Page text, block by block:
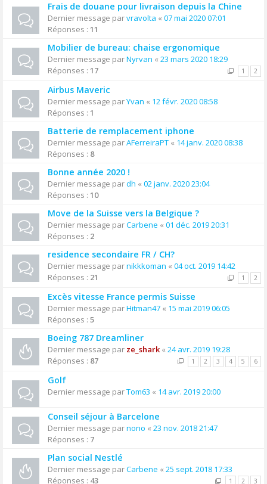
Frais de douane pour livraison depuis la Chine
Dernier message parvravolta « 07 mai 2020 07:01
Réponses : 11
Mobilier de bureau: chaise ergonomique
Dernier message parNyrvan « 23 mars 2020 18:29
Réponses : 17 1 2
Airbus Maveric
Dernier message parYvan « 12 févr. 2020 08:58
Réponses : 1
Batterie de remplacement iphone
Dernier message parAFerreiraPT « 14 janv. 2020 08:38
Réponses : 8
Bonne année 2020 !
Dernier message pardh « 02 janv. 2020 23:04
Réponses : 10
Move de la Suisse vers la Belgique ?
Dernier message parCarbene « 01 déc. 2019 20:31
Réponses : 2
residence secondaire FR / CH?
Dernier message parnikkkoman « 04 oct. 2019 14:42
Réponses : 21 1 2
Excès vitesse France permis Suisse
Dernier message parHitman47 « 15 mai 2019 06:05
Réponses : 5
Boeing 787 Dreamliner
Dernier message par ze_shark« 24 avr. 2019 19:28
Réponses : 87 1 2 3 4 5 6
Golf
Dernier message parTom63 « 14 avr. 2019 20:00
Conseil séjour à Barcelone
Dernier message parnono « 23 nov. 2018 21:47
Réponses : 7
Plan social Nestlé
Dernier message parCarbene « 25 sept. 2018 17:33
Réponses : 43 1 2 3